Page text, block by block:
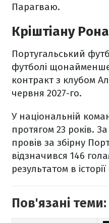
Парагваю.
Кріштіану
Португальський
футболі
контракт з клубом
червня 2027-го.
У національній
протягом 23 років.
провів за збірну
відзначився 146
результатом в
Пов'язані теми: